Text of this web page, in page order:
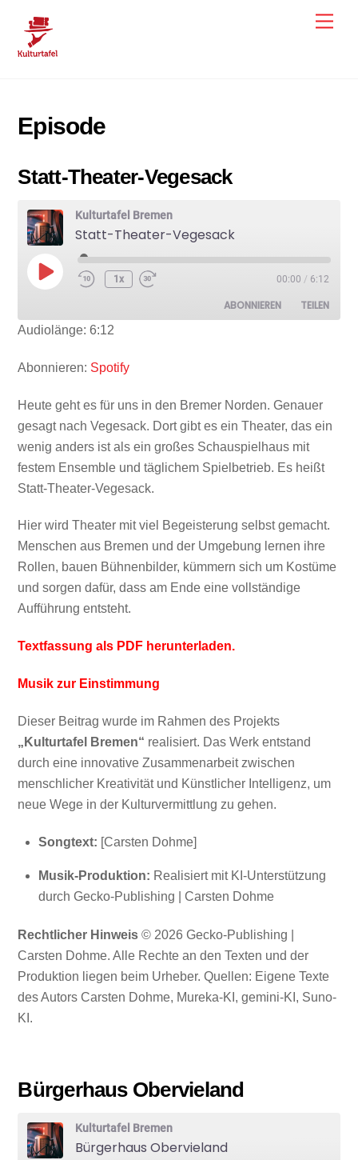
content
Episode
Statt-Theater-Vegesack
Kulturtafel Bremen
Statt-Theater-Vegesack
Play
Episode
1x 00:00 / 6:12
ABONNIEREN TEILEN
Audiolänge: 6:12
Abonnieren: Spotify
Heute geht es für uns in den Bremer Norden. Genauer
gesagt nach Vegesack. Dort gibt es ein Theater, das ein
wenig anders ist als ein großes Schauspielhaus mit
festem Ensemble und täglichem Spielbetrieb. Es heißt
Statt-Theater-Vegesack.
Hier wird Theater mit viel Begeisterung selbst gemacht.
Menschen aus Bremen und der Umgebung lernen ihre
Rollen, bauen Bühnenbilder, kümmern sich um Kostüme
und sorgen dafür, dass am Ende eine vollständige
Aufführung entsteht.
Textfassung als PDF herunterladen.
Musik zur Einstimmung
Dieser Beitrag wurde im Rahmen des Projekts
„Kulturtafel Bremen“ realisiert. Das Werk entstand
durch eine innovative Zusammenarbeit zwischen
menschlicher Kreativität und Künstlicher Intelligenz, um
neue Wege in der Kulturvermittlung zu gehen.
Songtext: [Carsten Dohme]
Musik-Produktion: Realisiert mit KI-Unterstützung
durch Gecko-Publishing | Carsten Dohme
Rechtlicher Hinweis © 2026 Gecko-Publishing |
Carsten Dohme. Alle Rechte an den Texten und der
Produktion liegen beim Urheber. Quellen: Eigene Texte
des Autors Carsten Dohme, Mureka-KI, gemini-KI, Suno-
KI.
Bürgerhaus Obervieland
Kulturtafel Bremen
Bürgerhaus Obervieland